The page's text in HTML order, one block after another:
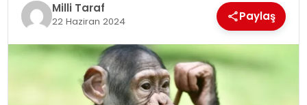
Milli Taraf
22 Haziran 2024 Paylaş